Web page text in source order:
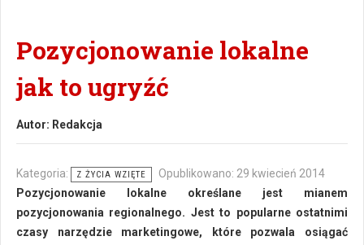
Pozycjonowanie lokalne
jak to ugryźć
Autor: Redakcja
Kategoria: Z ŻYCIA WZIĘTE
Opublikowano: 29 kwiecień 2014
Pozycjonowanie lokalne określane jest mianem
pozycjonowania regionalnego. Jest to popularne ostatnimi
czasy narzędzie marketingowe, które pozwala osiągać